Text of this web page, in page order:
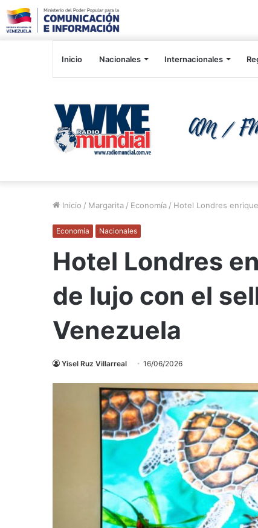
Inicio Nacionales Internacionales
Inicio / Margarita / Economía / Hotel Londres
Economía Nacionales
Hotel Londres
de lujo con el
Venezuela
Yisel Ruz Villarreal 16/06/2026